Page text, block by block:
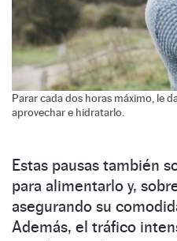
Parar cada dos horas máximo, le
aprovechar e hidratarlo.
Estas pausas también
para alimentarlo y,
asegurando su
Además, el tráfico